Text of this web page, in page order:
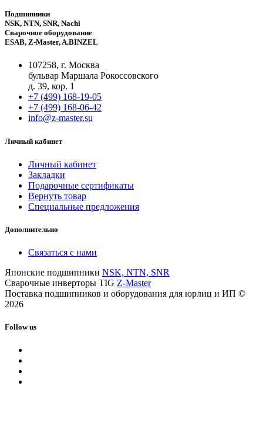
Подшипники
NSK, NTN, SNR, Nachi
Сварочное оборудование
ESAB, Z-Master, A.BINZEL
107258, г. Москва
бульвар Маршала Рокоссовского
д. 39, кор. 1
+7 (499) 168-19-05
+7 (499) 168-06-42
info@z-master.su
Личный кабинет
Личный кабинет
Закладки
Подарочные сертификаты
Вернуть товар
Специальные предложения
Дополнительно
Связаться с нами
Японские подшипники NSK, NTN, SNR
Сварочные инверторы TIG Z-Master
Поставка подшипников и оборудования для юрлиц и ИП ©
2026
Follow us